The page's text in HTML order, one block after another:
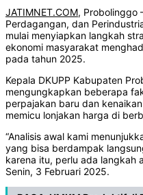
JATIMNET.COM, Probolinggo
Perdagangan, dan
mulai menyiapkan langkah
ekonomi masyarakat
pada tahun 2025.
Kepala DKUPP Kabupaten
mengungkapkan beberapa
perpajakan baru dan
memicu lonjakan harga di
“Analisis awal kami
yang bisa berdampak
karena itu, perlu ada langkah
Senin, 3 Februari 2025.